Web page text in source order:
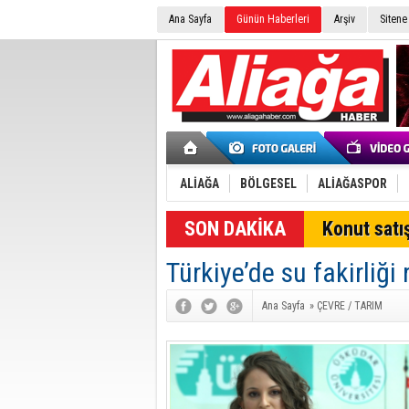
Ana Sayfa Günün Haberleri Arşiv
ALİAĞA BÖLGESEL ALİAĞASPOR
SON DAKİKA Konut
Türkiye’de su fakirliği
Ana Sayfa » ÇEVRE / TARIM